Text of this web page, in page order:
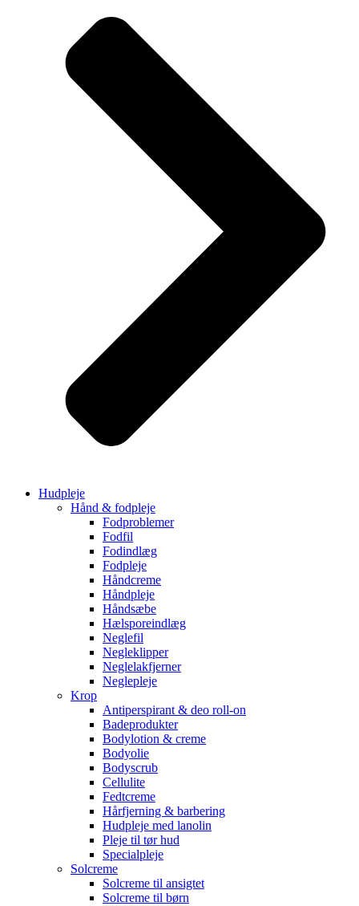
Hudpleje
Hånd & fodpleje
Fodproblemer
Fodfil
Fodindlæg
Fodpleje
Håndcreme
Håndpleje
Håndsæbe
Hælsporeindlæg
Neglefil
Negleklipper
Neglelakfjerner
Neglepleje
Krop
Antiperspirant & deo roll-on
Badeprodukter
Bodylotion & creme
Bodyolie
Bodyscrub
Cellulite
Fedtcreme
Hårfjerning & barbering
Hudpleje med lanolin
Pleje til tør hud
Specialpleje
Solcreme
Solcreme til ansigtet
Solcreme til børn